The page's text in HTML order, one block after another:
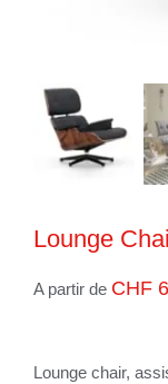
Lounge
A partir de CHF
Lounge chair,